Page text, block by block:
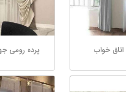
خواب پرده رومى